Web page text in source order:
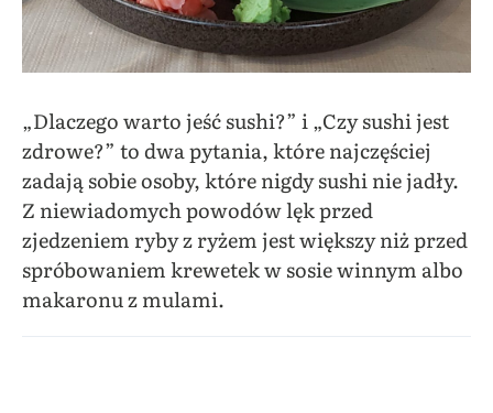
„Dlaczego warto jeść sushi?” i „Czy sushi jest
zdrowe?” to dwa pytania, które najczęściej
zadają sobie osoby, które nigdy sushi nie jadły.
Z niewiadomych powodów lęk przed
zjedzeniem ryby z ryżem jest większy niż przed
spróbowaniem krewetek w sosie winnym albo
makaronu z mulami.